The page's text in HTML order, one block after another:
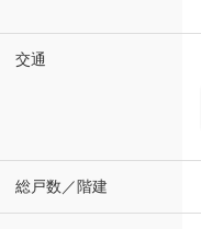
交通
総戸数／階建